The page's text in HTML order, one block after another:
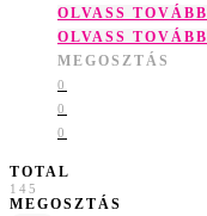
OLVASS TOVÁBB
OLVASS TOVÁBB
MEGOSZTÁS
0
0
0
TOTAL
145
MEGOSZTÁS